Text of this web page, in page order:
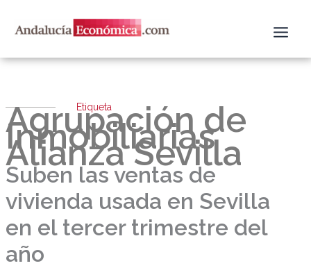
Etiqueta
Agrupación de
Inmobiliarias
Alianza Sevilla
Suben las ventas de
vivienda usada en Sevilla
en el tercer trimestre del
año